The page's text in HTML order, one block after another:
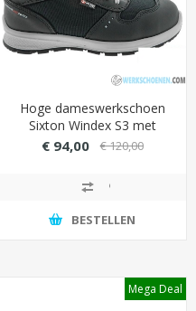
Hoge dameswerkschoen
Sixton Windex S3 met
Dynamic HC Control
€ 94,00 € 120,00
BESTELLEN
Mega Deal